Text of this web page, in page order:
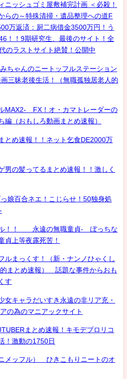
ニッシュゴミ屋敷補完計画 ＜必殺！
らの～特殊清掃・遺品整理への道F
万返済：厨二病借金3500万円！う
！！9期研究生、最後のサイト！全
のラストサイト絶賛！公開中
ちゃんのニートッフルステーション
三昧老後生活！（無職孤独居老人的
MAX2- FX！オ・カマトレーダーの
（おもしろ動画まとめ速報）
とめ速報！！ネット乞食DE2000万
男の髪ってるまとめ速報！！激しく
娘百合ネエ！こじらせ！50独身処
ル！！ 永遠の無職童貞- ぼっちな
貞上等夜露死苦！
ルまっくす！（新・ナンノひゃくし
まとめ速報） 話題な事件からおも
す
女キャラだいすき永遠の非リア充・
の為のマニアックサイト
まとめ速報！キモデブロリコ
！激動の1750日
メッフル） ひきこもりニートのオ